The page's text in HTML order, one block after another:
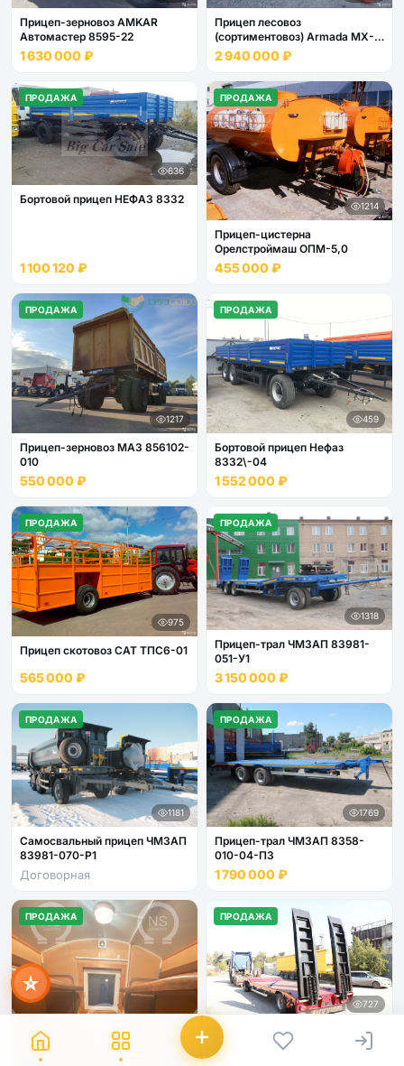
Прицеп-зерновоз AMKAR
Автомастер 8595-22
1 630 000 ₽
Прицеп лесовоз
(сортиментовоз) Armada MX-
12
2 940 000 ₽
ПРОДАЖА
636
Бортовой прицеп НЕФАЗ 8332
1 100 120 ₽
ПРОДАЖА
1214
Прицеп-цистерна
Орелстроймаш ОПМ-5,0
455 000 ₽
ПРОДАЖА
1217
Прицеп-зерновоз МАЗ 856102-
010
550 000 ₽
ПРОДАЖА
459
Бортовой прицеп Нефаз
8332\-04
1 552 000 ₽
ПРОДАЖА
975
Прицеп скотовоз САТ ТПС6-01
565 000 ₽
ПРОДАЖА
1318
Прицеп-трал ЧМЗАП 83981-
051-У1
3 150 000 ₽
ПРОДАЖА
1181
Самосвальный прицеп ЧМЗАП
83981-070-Р1
Договорная
ПРОДАЖА
1769
Прицеп-трал ЧМЗАП 8358-
010-04-П3
1 790 000 ₽
ПРОДАЖА ПРОДАЖА
727
Прицеп-трал Saab 20 тонн
Мира
ИИ-помощник · всегда онлайн